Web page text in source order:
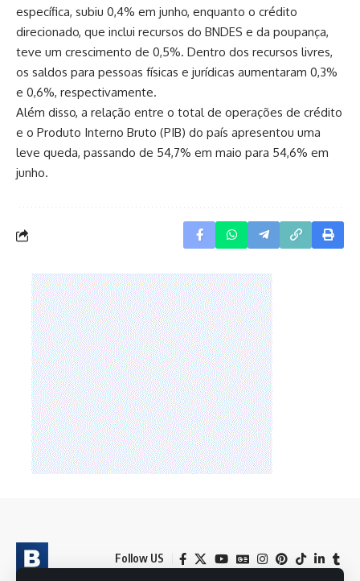
específica, subiu 0,4% em junho, enquanto o crédito
direcionado, que inclui recursos do BNDES e da poupança,
teve um crescimento de 0,5%. Dentro dos recursos livres,
os saldos para pessoas físicas e jurídicas aumentaram 0,3%
e 0,6%, respectivamente.
Além disso, a relação entre o total de operações de crédito
e o Produto Interno Bruto (PIB) do país apresentou uma
leve queda, passando de 54,7% em maio para 54,6% em
junho.
Follow US